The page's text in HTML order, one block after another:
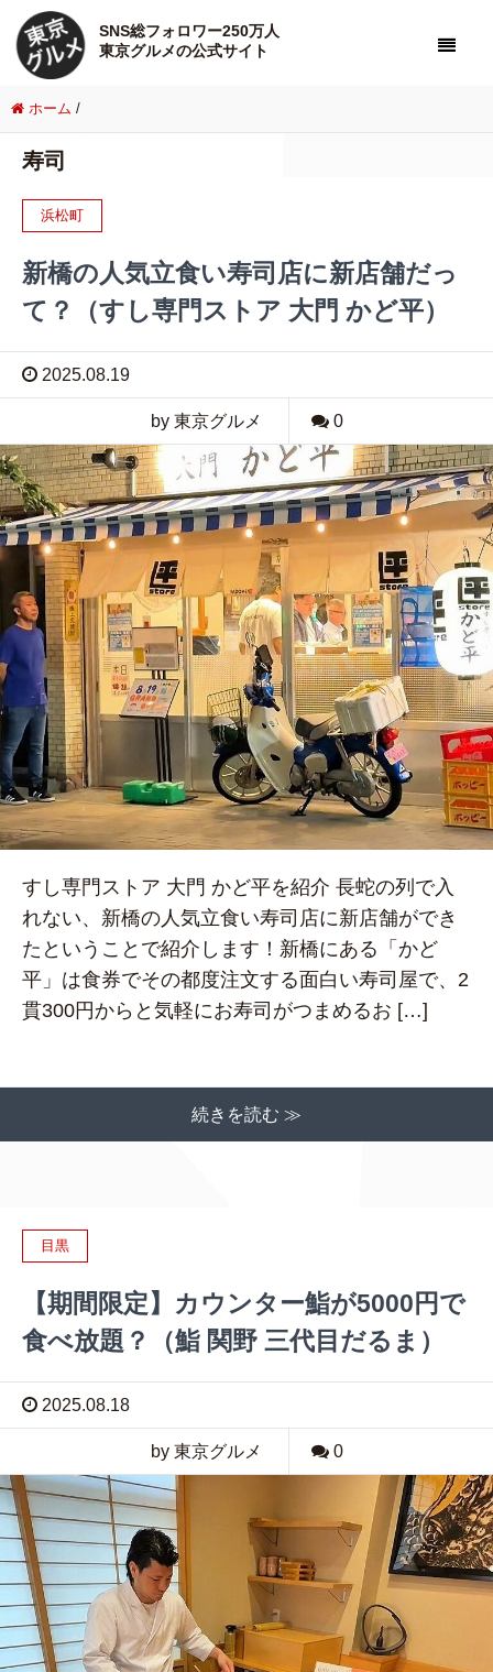
SNS総フォロワー250万人
東京グルメの公式サイト
ホーム /
寿司
浜松町
新橋の人気立食い寿司店に新店舗だっ
て？（すし専門ストア 大門 かど平）
2025.08.19
by 東京グルメ 0
すし専門ストア 大門 かど平を紹介 長蛇の列で入
れない、新橋の人気立食い寿司店に新店舗ができ
たということで紹介します！新橋にある「かど
平」は食券でその都度注文する面白い寿司屋で、2
貫300円からと気軽にお寿司がつまめるお […]
続きを読む ≫
目黒
【期間限定】カウンター鮨が5000円で
食べ放題？（鮨 関野 三代目だるま）
2025.08.18
by 東京グルメ 0